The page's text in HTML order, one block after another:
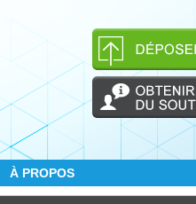
À PROPOS